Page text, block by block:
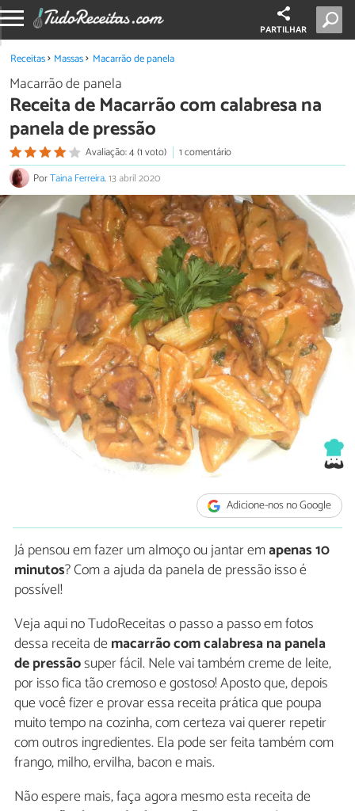
PARTILHAR
Receitas Massas Macarrão de panela
Macarrão de panela
Receita de Macarrão com calabresa na
panela de pressão
Avaliação: 4 (1 voto)
1 comentário
PorTaina Ferreira.13 abril 2020
Adicione-nos no Google
Já pensou em fazer um almoço ou jantar emapenas 10
minutos? Com a ajuda da panela de pressão isso é
possível!
Veja aqui no TudoReceitas o passo a passo em fotos
dessa receita demacarrão com calabresa na panela
de pressãosuper fácil. Nele vai também creme de leite,
por isso fica tão cremoso e gostoso! Aposto que, depois
que você fizer e provar essa receita prática que poupa
muito tempo na cozinha, com certeza vai querer repetir
com outros ingredientes. Ela pode ser feita também com
frango, milho, ervilha, bacon e mais.
Não espere mais, faça agora mesmo esta receita de